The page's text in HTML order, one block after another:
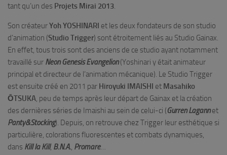
tant qu’un des Projets Mirai 2013.
Son créateurYoh YOSHINARI et les deux fondateurs de son studio
d’animation (Studio Trigger) sont étroitement liés au Studio Gainax.
En effet, tous trois sont des anciens de ce studio ayant notamment
travaillé sur Neon Genesis Evangelion(Yoshinari y était animateur
principal et directeur de l’animation mécanique). Le Studio Trigger
est ensuite créé en 2011 par Hiroyuki IMAISHI et Masahiko
ŌTSUKA, peu de temps après leur départ de Gainax et la création
des dernières séries de Imaishi au sein de celui-ci (Gurren Lagannet
Panty&Stocking). Depuis, on retrouve chez Trigger leur esthétique si
particulière, colorations fluorescentes et combats dynamiques,
dans Kill la Kill, B.N.A., Promare…